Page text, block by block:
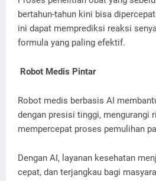
bertahun-tahun kini bisa
ini dapat memprediksi reaksi
formula yang paling efektif.
Robot Medis Pintar
Robot medis berbasis AI
dengan presisi tinggi, mengurangi
mempercepat proses pemulihan
Dengan AI, layanan kesehatan
cepat, dan terjangkau bagi